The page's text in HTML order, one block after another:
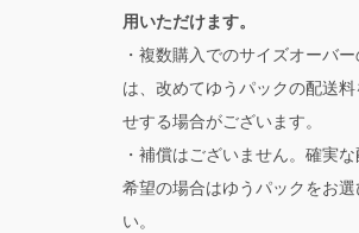
用いただけます。
・複数購入でのサイズオーバ
は、改めてゆうパックの配送料
せする場合がございます。
・補償はございません。確実
希望の場合はゆうパックをお選
い。